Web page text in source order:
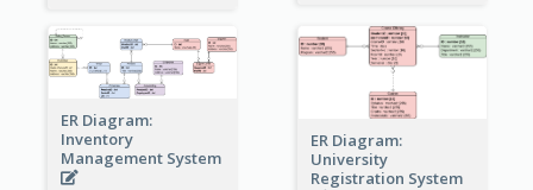
ER Diagram:
Inventory
Management System
ER Diagram:
University
Registration System